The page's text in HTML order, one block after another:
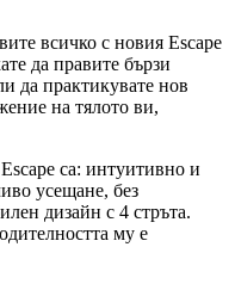
всичко с новия Escape
да правите бързи
да практикувате нов
на тялото ви,
са: интуитивно и
усещане, без
дизайн с 4 стръта.
му е